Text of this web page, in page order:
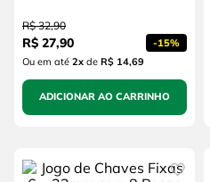
R$ 32,90
R$ 27,90 -15%
Ou em até 2xde R$ 14,69
ADICIONAR AO CARRINHO